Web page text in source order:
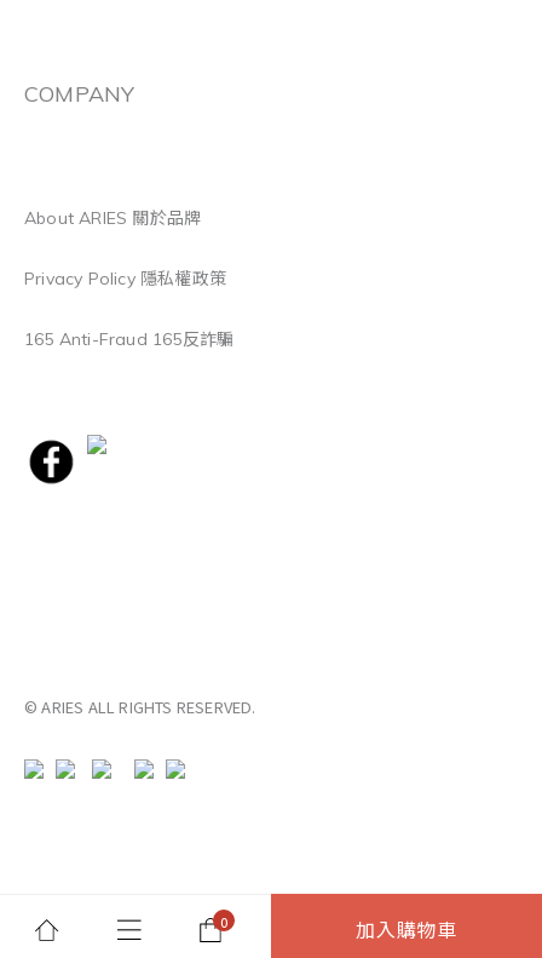
加入購物車
COMPANY
About ARIES 關於品牌
Privacy Policy 隱私權政策
165 Anti-Fraud 165反詐騙
© ARIES ALL RIGHTS RESERVED.